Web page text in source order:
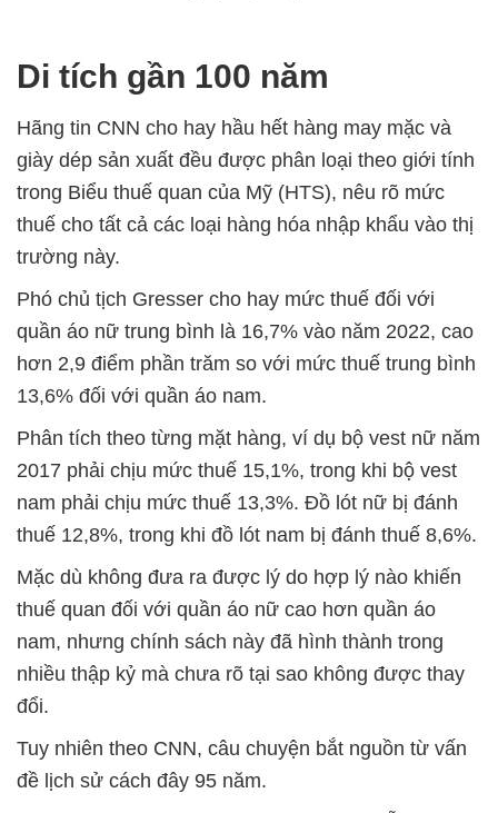
Di tích gần 100 năm
Hãng tin CNN cho hay hầu hết hàng may mặc và
giày dép sản xuất đều được phân loại theo giới tính
trong Biểu thuế quan của Mỹ (HTS), nêu rõ mức
thuế cho tất cả các loại hàng hóa nhập khẩu vào thị
trường này.
Phó chủ tịch Gresser cho hay mức thuế đối với
quần áo nữ trung bình là 16,7% vào năm 2022, cao
hơn 2,9 điểm phần trăm so với mức thuế trung bình
13,6% đối với quần áo nam.
Phân tích theo từng mặt hàng, ví dụ bộ vest nữ năm
2017 phải chịu mức thuế 15,1%, trong khi bộ vest
nam phải chịu mức thuế 13,3%. Đồ lót nữ bị đánh
thuế 12,8%, trong khi đồ lót nam bị đánh thuế 8,6%.
Mặc dù không đưa ra được lý do hợp lý nào khiến
thuế quan đối với quần áo nữ cao hơn quần áo
nam, nhưng chính sách này đã hình thành trong
nhiều thập kỷ mà chưa rõ tại sao không được thay
đổi.
Tuy nhiên theo CNN, câu chuyện bắt nguồn từ vấn
đề lịch sử cách đây 95 năm.